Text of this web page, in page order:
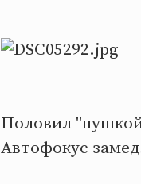
Половил
Автофокус